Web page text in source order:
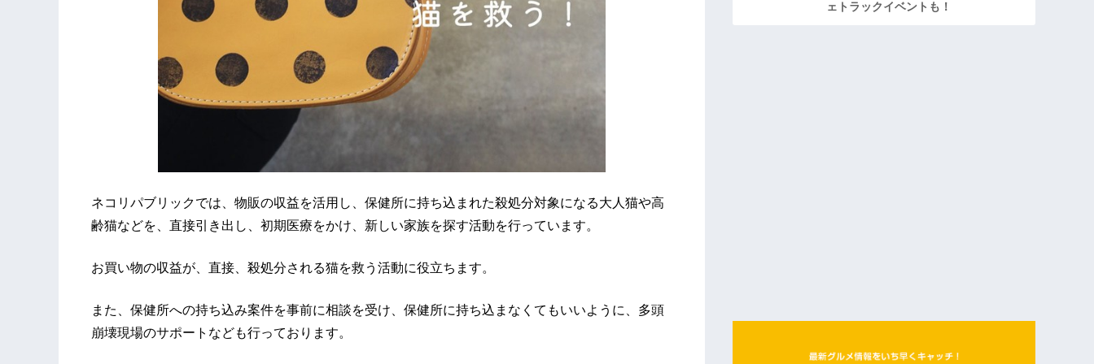
ネコリパブリックでは、物販の収益を活用し、保健所に持ち込まれた殺処分対象になる大人猫や高
齢猫などを、直接引き出し、初期医療をかけ、新しい家族を探す活動を行っています。
お買い物の収益が、直接、殺処分される猫を救う活動に役立ちます。
また、保健所への持ち込み案件を事前に相談を受け、保健所に持ち込まなくてもいいように、多頭
崩壊現場のサポートなども行っております。
ェトラックイベントも！